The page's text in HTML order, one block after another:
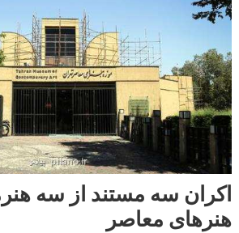
اکران سه مستند از سه
هنرهای معاصر